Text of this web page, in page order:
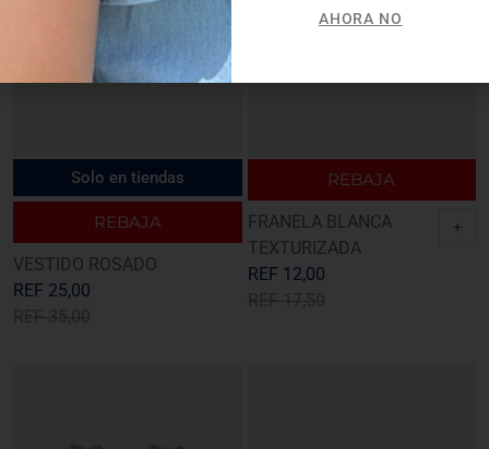
Solo en tiendas
REBAJA
VESTIDO ROSADO
REF 25,00
REBAJA
FRANELA BLANCA
TEXTURIZADA
REF 12,00
+
AHORA NO